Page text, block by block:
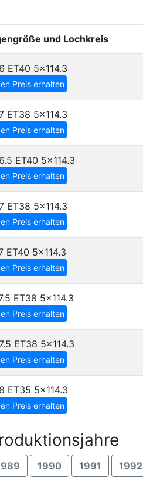
und Lochkreis
ET40 5x114.3
Preis erhalten
ET38 5x114.3
Preis erhalten
ET40 5x114.3
Preis erhalten
ET38 5x114.3
Preis erhalten
ET40 5x114.3
Preis erhalten
ET38 5x114.3
Preis erhalten
ET38 5x114.3
Preis erhalten
ET35 5x114.3
Preis erhalten
1990 1991 1992